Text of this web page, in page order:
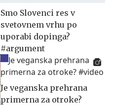
Smo Slovenci res v
svetovnem vrhu po
uporabi dopinga?
#argument
Je veganska prehrana
primerna za otroke?